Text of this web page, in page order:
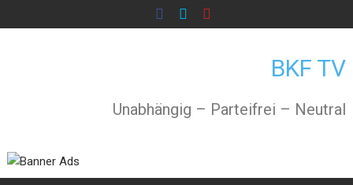
to
BKF TV
Unabhängig – Parteifrei – Neutral